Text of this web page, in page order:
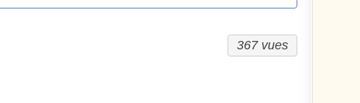
367 vues